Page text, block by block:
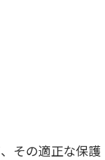
その適正な保護